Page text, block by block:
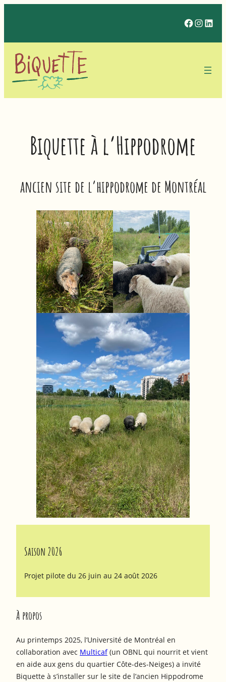
Biquette à l’Hippodrome
ancien site de l’hippodrome de Montréal
Saison 2026
Projet pilote du 26 juin au 24 août 2026
À propos
Au printemps 2025, l’Université de Montréal en
collaboration avec Multicaf(un OBNL qui nourrit et vient
en aide aux gens du quartier Côte-des-Neiges) a invité
Biquette à s’installer sur le site de l’ancien Hippodrome